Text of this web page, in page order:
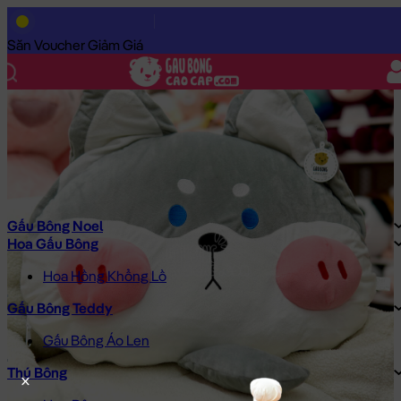
Săn Voucher Giảm Giá
Gấu Bông Noel
Hoa Gấu Bông
Hoa Hồng Khổng Lồ
Gấu Bông Teddy
Gấu Bông Áo Len
Thú Bông
Trang Chủ